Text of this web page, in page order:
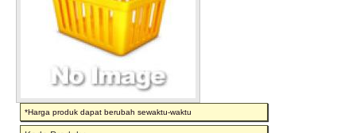
*Harga produk dapat berubah sewaktu-waktu